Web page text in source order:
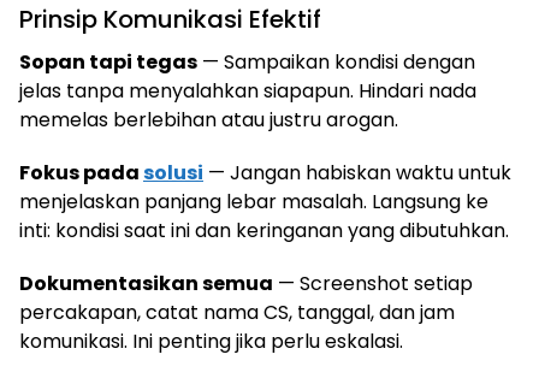
Prinsip Komunikasi Efektif
Sopan tapi tegas — Sampaikan kondisi dengan
jelas tanpa menyalahkan siapapun. Hindari nada
memelas berlebihan atau justru arogan.
Fokus padasolusi — Jangan habiskan waktu untuk
menjelaskan panjang lebar masalah. Langsung ke
inti: kondisi saat ini dan keringanan yang dibutuhkan.
Dokumentasikan semua — Screenshot setiap
percakapan, catat nama CS, tanggal, dan jam
komunikasi. Ini penting jika perlu eskalasi.